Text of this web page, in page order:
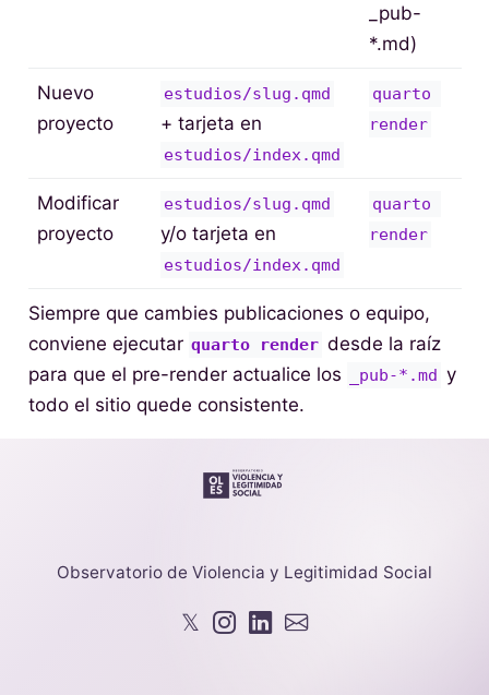
_pub-
*.md)
Nuevo
proyecto
estudios/slug.qmd
+ tarjeta en
estudios/index.qmd
quarto
render
Modificar
proyecto
estudios/slug.qmd
y/o tarjeta en
estudios/index.qmd
quarto
render
Siempre que cambies publicaciones o equipo,
conviene ejecutar quarto render desde la raíz
para que el pre-render actualice los
_pub-*.md y
todo el sitio quede consistente.
Observatorio de Violencia y Legitimidad Social
𝕏